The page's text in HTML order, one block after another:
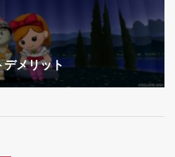
デメリット